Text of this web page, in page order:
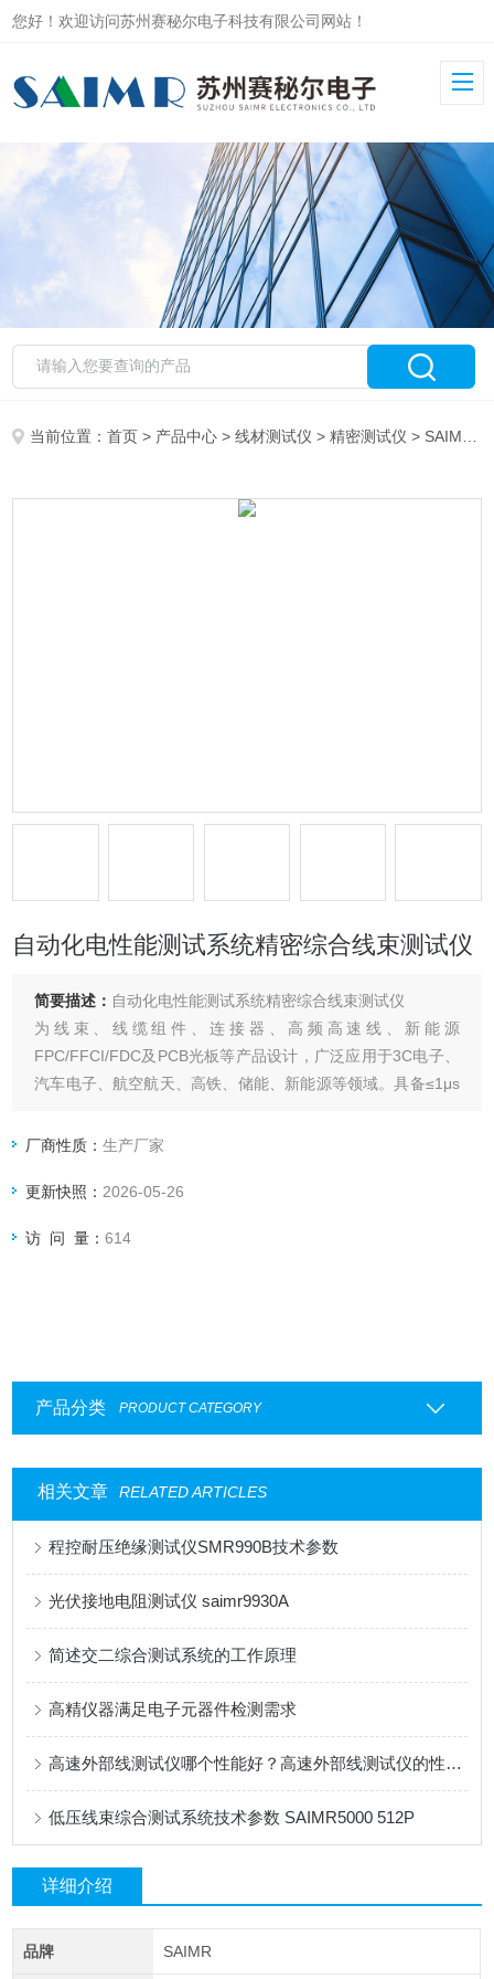
您好！欢迎访问苏州赛秘尔电子科技有限公司网站！
当前位置：首页 > 产品中心 >线材测试仪 >精密测试仪 > SAIMR4000自动化电性能测试系统精密综合线束测试仪
自动化电性能测试系统精密综合线束测试仪
简要描述： 自动化电性能测试系统精密综合线束测试仪
为线束、线缆组件、连接器、高频高速线、新能源
FPC/FFCI/FDC及PCB光板等产品设计，广泛应用于3C电子、
汽车电子、航空航天、高铁、储能、新能源等领域。具备≤1μs
现找点、四线点测电阻等功能，同时提供扫码测试、标签打
用。
厂商性质：生产厂家
更新快照： 2026-05-26
访 问 量：614
产品分类 PRODUCT CATEGORY
相关文章 RELATED ARTICLES
程控耐压绝缘测试仪SMR990B技术参数
光伏接地电阻测试仪 saimr9930A
简述交二综合测试系统的工作原理
高精仪器满足电子元器件检测需求
高速外部线测试仪哪个性能好？高速外部线测试仪的性价比与多维度功能解析
低压线束综合测试系统技术参数 SAIMR5000 512P
详细介绍
品牌 SAIMR